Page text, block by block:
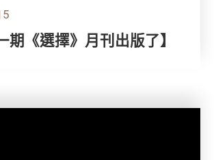
期《選擇》月刊出版了】